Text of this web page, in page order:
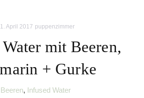
April 2017 puppenzimmer
mit Beeren,
+ Gurke
Beeren, Infused Water